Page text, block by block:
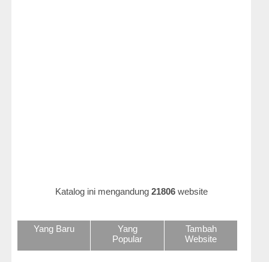
dan
Keluarga
Katalog ini mengandung 21806website
Yang Baru
Yang
Popular
Tambah
Website